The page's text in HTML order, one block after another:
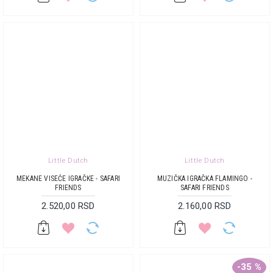
Little Dutch
MEKANE VISEĆE IGRAČKE - SAFARI
FRIENDS
2.520,00 RSD
Little Dutch
MUZIČKA IGRAČKA FLAMINGO -
SAFARI FRIENDS
2.160,00 RSD
-35 %